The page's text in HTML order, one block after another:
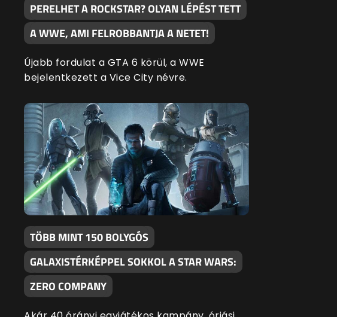
PERELHET A ROCKSTAR? OLYAN LÉPÉST TETT
A WWE, AMI FELROBBANTJA A NETET!
Újabb fordulat a GTA 6 körül, a WWE
bejelentkezett a Vice City névre.
TÖBB MINT 150 BOLYGÓS
GALAXISTÉRKÉPPEL SOKKOL A STAR WARS:
ZERO COMPANY